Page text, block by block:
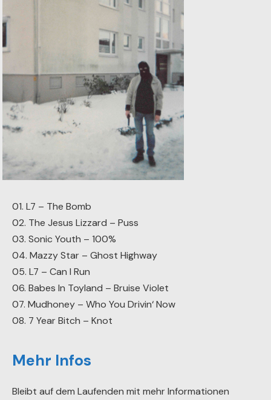
01. L7 – The Bomb
02. The Jesus Lizzard – Puss
03. Sonic Youth – 100%
04. Mazzy Star – Ghost Highway
05. L7 – Can I Run
06. Babes In Toyland – Bruise Violet
07. Mudhoney – Who You Drivin‘ Now
08. 7 Year Bitch – Knot
Mehr Infos
Bleibt auf dem Laufenden mit mehr Informationen